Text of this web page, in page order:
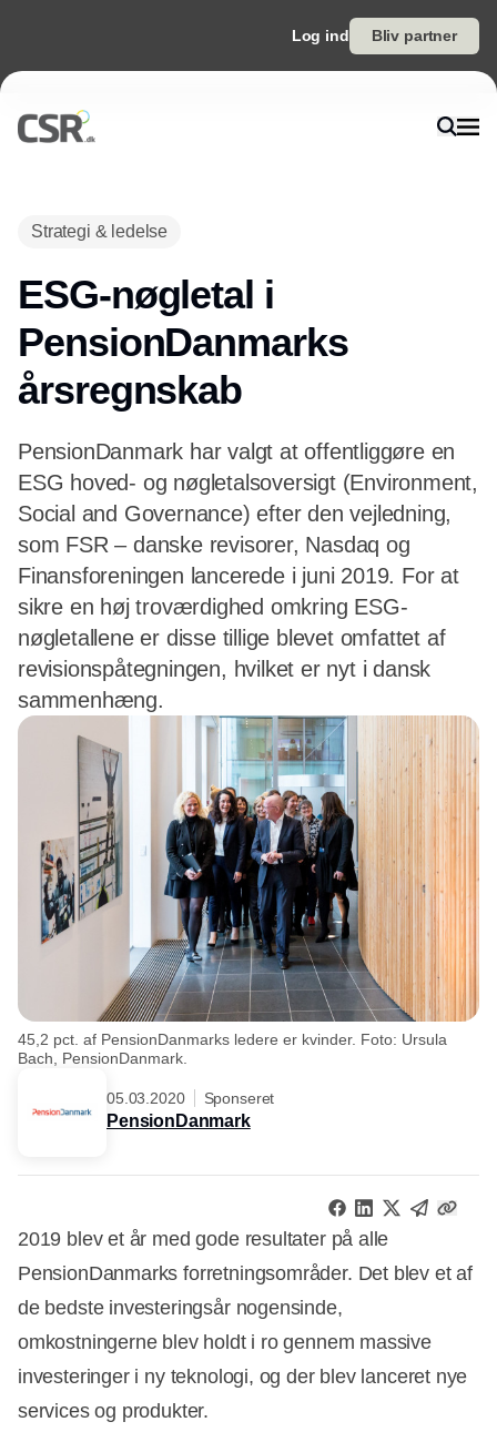
Log ind Bliv partner
Strategi & ledelse
ESG-nøgletal i
PensionDanmarks
årsregnskab
PensionDanmark har valgt at offentliggøre en
ESG hoved- og nøgletalsoversigt (Environment,
Social and Governance) efter den vejledning,
som FSR – danske revisorer, Nasdaq og
Finansforeningen lancerede i juni 2019. For at
sikre en høj troværdighed omkring ESG-
nøgletallene er disse tillige blevet omfattet af
revisionspåtegningen, hvilket er nyt i dansk
sammenhæng.
45,2 pct. af PensionDanmarks ledere er kvinder. Foto: Ursula
Bach, PensionDanmark.
05.03.2020 Sponseret
PensionDanmark
2019 blev et år med gode resultater på alle
PensionDanmarks forretningsområder. Det blev et af
de bedste investeringsår nogensinde,
omkostningerne blev holdt i ro gennem massive
investeringer i ny teknologi, og der blev lanceret nye
services og produkter.